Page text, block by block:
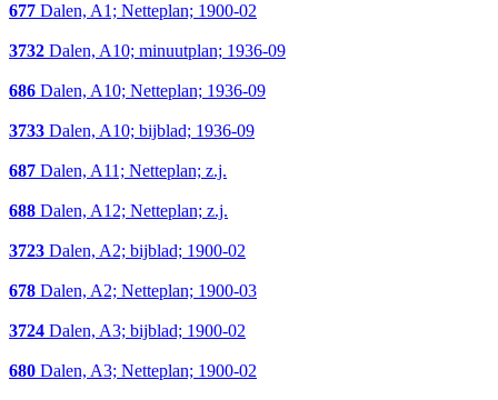
677 Dalen, A1; Netteplan; 1900-02
3732 Dalen, A10; minuutplan; 1936-09
686 Dalen, A10; Netteplan; 1936-09
3733 Dalen, A10; bijblad; 1936-09
687 Dalen, A11; Netteplan; z.j.
688 Dalen, A12; Netteplan; z.j.
3723 Dalen, A2; bijblad; 1900-02
678 Dalen, A2; Netteplan; 1900-03
3724 Dalen, A3; bijblad; 1900-02
680 Dalen, A3; Netteplan; 1900-02